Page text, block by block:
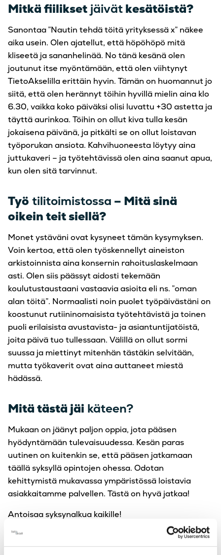
Mitkä fiilikset jäivätkesätöistä?
Sanontaa ”Nautin tehdä töitä yrityksessä x” näkee
aika usein. Olen ajatellut, että höpöhöpö mitä
kliseetä ja sananhelinää. No tänä kesänä olen
joutunut itse myöntämään, että olen viihtynyt
TietoAkselilla erittäin hyvin. Tämän on huomannut jo
siitä, että olen herännyt töihin hyvillä mielin aina klo
6.30, vaikka koko päiväksi olisi luvattu +30 astetta ja
täyttä aurinkoa. Töihin on ollut kiva tulla kesän
jokaisena päivänä, ja pitkälti se on ollut loistavan
työporukan ansiota. Kahvihuoneesta löytyy aina
juttukaveri – ja työtehtävissä olen aina saanut apua,
kun olen sitä tarvinnut.
Työ tilitoimistossa – Mitä sinä
oikein teit siellä?
Monet ystäväni ovat kysyneet tämän kysymyksen.
Voin kertoa, että olen työskennellyt aineiston
arkistoinnista aina konsernin rahoituslaskelmaan
asti. Olen siis päässyt aidosti tekemään
koulutustaustaani vastaavia asioita eli ns. ”oman
alan töitä”. Normaalisti noin puolet työpäivästäni on
koostunut rutiininomaisista työtehtävistä ja toinen
puoli erilaisista avustavista- ja asiantuntijatöistä,
joita päivä tuo tullessaan. Välillä on ollut sormi
suussa ja miettinyt mitenhän tästäkin selvitään,
mutta työkaverit ovat aina auttaneet miestä
hädässä.
Mitä tästä jäi käteen?
Mukaan on jäänyt paljon oppia, jota pääsen
hyödyntämään tulevaisuudessa. Kesän paras
uutinen on kuitenkin se, että pääsen jatkamaan
täällä syksyllä opintojen ohessa. Odotan
kehittymistä mukavassa ympäristössä loistavia
asiakkaitamme palvellen. Tästä on hyvä jatkaa!
Antoisaa syksynalkua kaikille!
Kirjoittaja Arttu Pappila.